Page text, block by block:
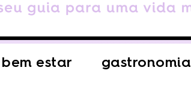
bem estar gastronomia